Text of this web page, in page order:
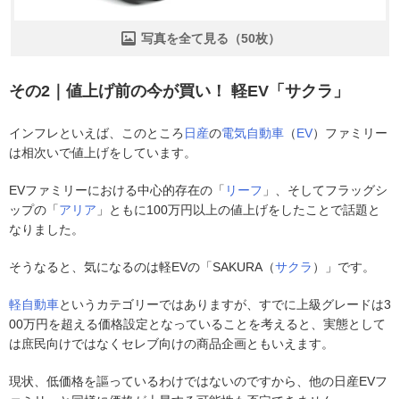
写真を全て見る（50枚）
その2｜値上げ前の今が買い！ 軽EV「サクラ」
インフレといえば、このところ 日産の電気自動車 （EV）ファミリー
は相次いで値上げをしています。
EVファミリーにおける中心的存在の「 リーフ 」、そしてフラッグシ
ップの「アリア 」ともに100万円以上の値上げをしたことで話題と
なりました。
そうなると、気になるのは軽EVの「SAKURA（サクラ ）」です。
軽自動車というカテゴリーではありますが、すでに上級グレードは3
00万円を超える価格設定となっていることを考えると、実態として
は庶民向けではなくセレブ向けの商品企画ともいえます。
現状、低価格を謳っているわけではないのですから、他の日産EVフ